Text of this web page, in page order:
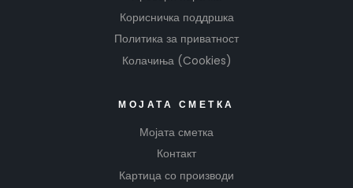
Корисничка поддршка
Политика за приватност
Колачиња (Cookies)
МОЈАТА СМЕТКА
Мојата сметка
Контакт
Картица со производи